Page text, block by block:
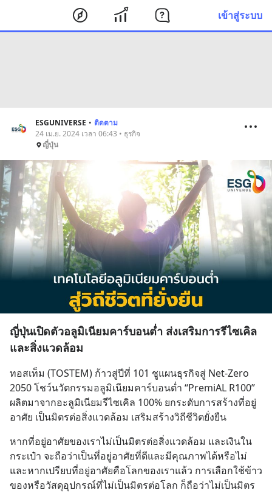
เข้าสู่ระบบ
ESGUNIVERSE • ติดตาม
24 เม.ย. 2024 เวลา 06:43 • ธุรกิจ
ญี่ปุ่น
ญี่ปุ่นเปิดตัวอลูมิเนียมคาร์บอนต่ำ ส่งเสริมการรีไซเคิล
และสิ่งแวดล้อม
ทอสเท็ม (TOSTEM) ก้าวสู่ปีที่ 101 ชูแผนธุรกิจสู่ Net-Zero
2050 โชว์นวัตกรรมอลูมิเนียมคาร์บอนต่ำ “PremiAL R100”
ผลิตมาจากอะลูมิเนียมรีไซเคิล 100% ยกระดับการสร้างที่อยู่
อาศัย เป็นมิตรต่อสิ่งแวดล้อม เสริมสร้างวิถีชีวิตยั่งยืน
หากที่อยู่อาศัยของเราไม่เป็นมิตรต่อสิ่งแวดล้อม และเงินใน
กระเป๋า จะถือว่าเป็นที่อยู่อาศัยที่ดีและมีคุณภาพได้หรือไม่
และหากเปรียบที่อยู่อาศัยคือโลกของเราแล้ว การเลือกใช้ข้าว
ของหรือวัสดุอุปกรณ์ที่ไม่เป็นมิตรต่อโลก ก็ถือว่าไม่เป็นมิตร